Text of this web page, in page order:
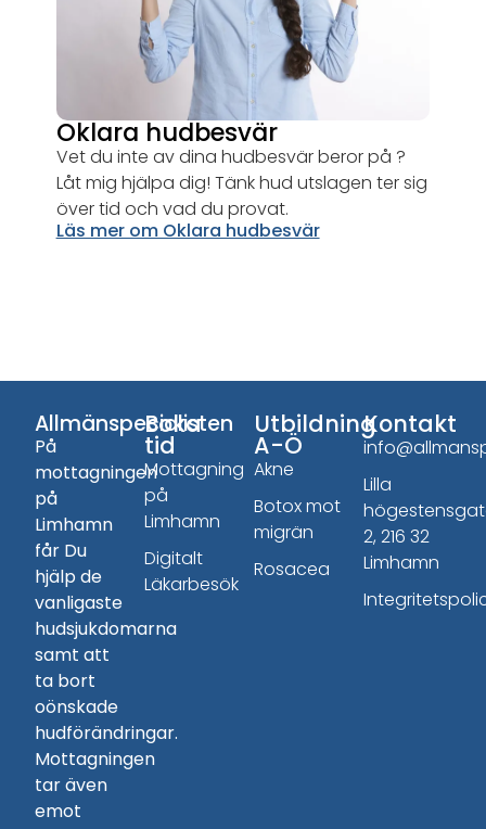
Oklara hudbesvär
Vet du inte av dina hudbesvär beror på ?
Låt mig hjälpa dig! Tänk hud utslagen ter sig
över tid och vad du provat.
Läs mer om Oklara hudbesvär
Allmänspecialisten
På
mottagningen
på
Limhamn
får Du
hjälp de
vanligaste
hudsjukdomarna
samt att
ta bort
oönskade
hudförändringar.
Mottagningen
tar även
emot
Boka
tid
Mottagning
på
Limhamn
Digitalt
Läkarbesök
Utbildning
A-Ö
Akne
Botox mot
migrän
Rosacea
Kontakt
Lilla
2, 216 32
Limhamn